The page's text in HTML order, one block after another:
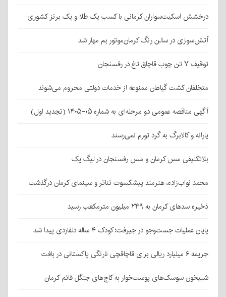
درخشش اسکیت‌سواران کرمانی با کسب یک طلا و یک برنز کشوری
آتش‌سوزی در سالن رنگ کرمان‌موتور بم مهار شد
توقیف ۷ تن چوب قاچاق تاغ در رفسنجان
متخلفان کشت گیاهان ممنوعه از خدمات دولتی محروم می‌شوند
آگهی مناقصه عمومی دو مرحله‌ای به شماره ۰۵-۱۴۰۵ (تجدید اول)
یارانه و کالابرگ به گرد تورم نمی‌رسند
بلاتکلیفی مس کرمان و مس رفسنجان در لیگ یک
محمد نواب‌زاده، هنرمند پیشکسوت تئاتر و سینمای کرمان درگذشت
ذخیره سدهای کرمان به ۲۴۹ میلیون مترمکعب رسید
پایان عملیات جست‌وجو در جیرفت؛ کودک ۴ ساله دلفاردی پیدا شد
جریمه ۶ میلیارد ریالی برای قاچاقچی نارنگی پاکستانی در بافت
شبیخون سوسک‌های پوست‌خوار به کاج‌های جنگل قائم کرمان